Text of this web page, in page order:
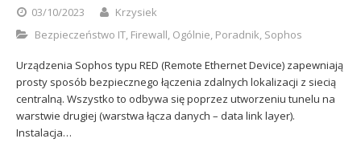
03/10/2023
Krzysiek
Bezpieczeństwo IT, Firewall, Ogólnie, Poradnik, Sophos
Urządzenia Sophos typu RED (Remote Ethernet Device) zapewniają
prosty sposób bezpiecznego łączenia zdalnych lokalizacji z siecią
centralną. Wszystko to odbywa się poprzez utworzeniu tunelu na
warstwie drugiej (warstwa łącza danych – data link layer).
Instalacja…